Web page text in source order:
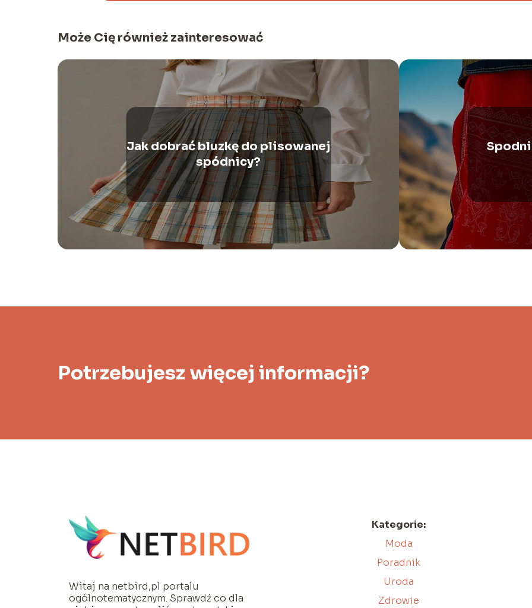
Może Cię również zainteresować
Jak dobrać bluzkę do plisowanej
spódnicy?
Potrzebujesz więcej informacji?
Witaj na netbird,pl portalu
ogólnotematycznym. Sprawdź co dla
Kategorie:
Moda
Poradnik
Uroda
Zdrowie